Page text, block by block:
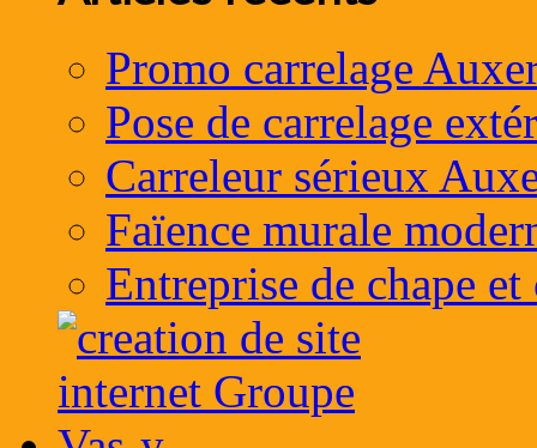
Promo carrelage
Pose de carrelage
Carreleur sérieux
Faïence murale
Entreprise de chape